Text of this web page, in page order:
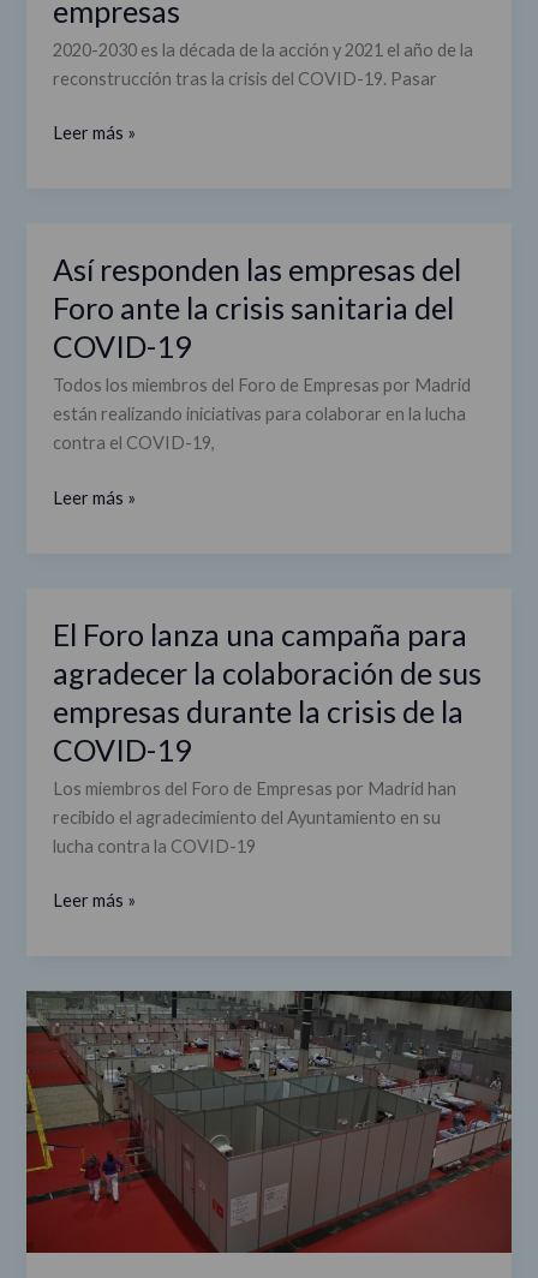
empresas
2020-2030 es la década de la acción y 2021 el año de la
reconstrucción tras la crisis del COVID-19. Pasar
Leer más »
Así responden las empresas del
Foro ante la crisis sanitaria del
COVID-19
Todos los miembros del Foro de Empresas por Madrid
están realizando iniciativas para colaborar en la lucha
contra el COVID-19,
Así
las
empresas
del
Foro
ante
crisis
Leer más »
El Foro lanza una campaña para
agradecer la colaboración de sus
empresas durante la crisis de la
COVID-19
Los miembros del Foro de Empresas por Madrid han
recibido el agradecimiento del Ayuntamiento en su
lucha contra la COVID-19
El
lanza
una
campaña
agradecer
la
colaboración
la
crisis
de
la
COVID-
19
Leer más »
COVID-
19:
Imágenes
que
valen
más
que
mil